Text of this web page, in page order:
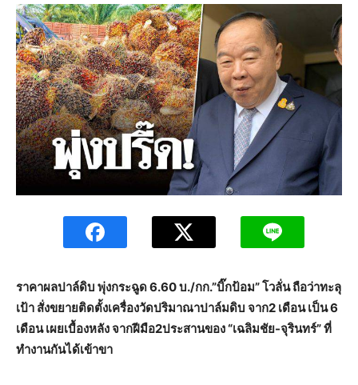
ราคาผลปาล์ดิบ พุ่งกระฉูด 6.60 บ./กก.”บิ๊กป้อม” โวลั่น ถือว่าทะลุ
เป้า สั่งขยายติดตั้งเครื่องวัดปริมาณาปาล์มดิบ จาก2 เดือน เป็น 6
เดือน เผยเบื้องหลัง จากฝีมือ2ประสานของ “เฉลิมชัย-จุรินทร์” ที่
ทำงานกันได้เข้าขา